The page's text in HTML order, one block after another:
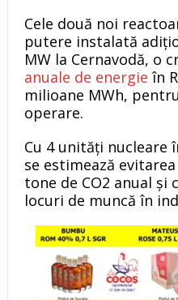
Cele două noi
putere instalată
MW la Cernavodă, o
anuale de energie în
milioane MWh,
operare.
Cu 4 unități nucleare
se estimează
tone de CO2 anual și
locuri de muncă în